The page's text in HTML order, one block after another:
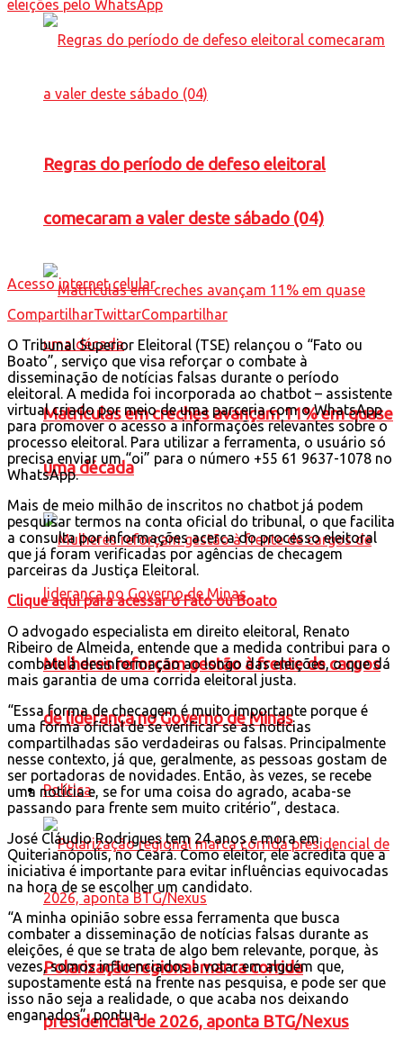
Regras do período de defeso eleitoral
comecaram a valer deste sábado (04)
Matrículas em creches avançam 11% em quase
uma década
Mulheres reforçam gestão à frente de cargos
de liderança no Governo de Minas
Política
Polarização regional marca corrida
presidencial de 2026, aponta BTG/Nexus
Acesso internet celular
CompartilharTwittarCompartilhar
O Tribunal Superior Eleitoral (TSE) relançou o “Fato ou
Boato”, serviço que visa reforçar o combate à
disseminação de notícias falsas durante o período
eleitoral. A medida foi incorporada ao chatbot – assistente
virtual criado por meio de uma parceria com o WhatsApp
para promover o acesso a informações relevantes sobre o
processo eleitoral. Para utilizar a ferramenta, o usuário só
precisa enviar um “oi” para o número +55 61 9637-1078 no
WhatsApp.
Mais de meio milhão de inscritos no chatbot já podem
pesquisar termos na conta oficial do tribunal, o que facilita
a consulta por informações acerca do processo eleitoral
que já foram verificadas por agências de checagem
parceiras da Justiça Eleitoral.
Clique aqui para acessar o Fato ou Boato
O advogado especialista em direito eleitoral, Renato
Ribeiro de Almeida, entende que a medida contribui para o
combate à desinformação ao longo das eleições, o que dá
mais garantia de uma corrida eleitoral justa.
“Essa forma de checagem é muito importante porque é
uma forma oficial de se verificar se as notícias
compartilhadas são verdadeiras ou falsas. Principalmente
nesse contexto, já que, geralmente, as pessoas gostam de
ser portadoras de novidades. Então, às vezes, se recebe
uma notícia e, se for uma coisa do agrado, acaba-se
passando para frente sem muito critério”, destaca.
José Cláudio Rodrigues tem 24 anos e mora em
Quiterianópolis, no Ceará. Como eleitor, ele acredita que a
iniciativa é importante para evitar influências equivocadas
na hora de se escolher um candidato.
“A minha opinião sobre essa ferramenta que busca
combater a disseminação de notícias falsas durante as
eleições, é que se trata de algo bem relevante, porque, às
vezes, somos influenciados a votar em alguém que,
supostamente está na frente nas pesquisa, e pode ser que
isso não seja a realidade, o que acaba nos deixando
enganados”, pontua.